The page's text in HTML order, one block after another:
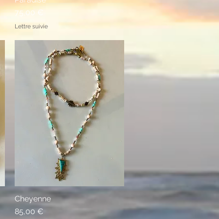
Prix
75,00 €
Lettre suivie
Aperçu rapide
Cheyenne
Prix
85,00 €